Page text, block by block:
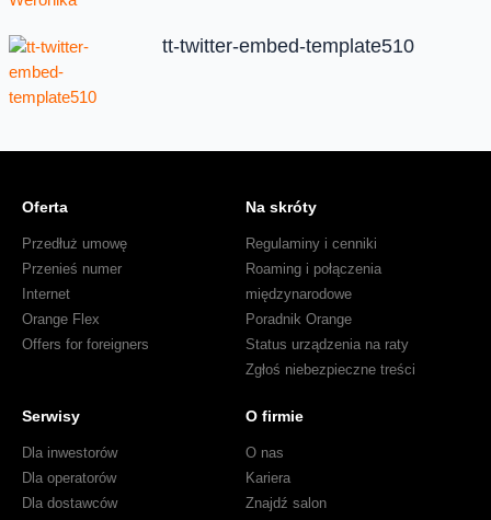
tt-twitter-embed-template510
Oferta
Przedłuż umowę
Przenieś numer
Internet
Orange Flex
Offers for foreigners
Na skróty
Regulaminy i cenniki
Roaming i połączenia
międzynarodowe
Poradnik Orange
Status urządzenia na raty
Zgłoś niebezpieczne treści
Serwisy
Dla inwestorów
Dla operatorów
Dla dostawców
O firmie
O nas
Kariera
Znajdź salon